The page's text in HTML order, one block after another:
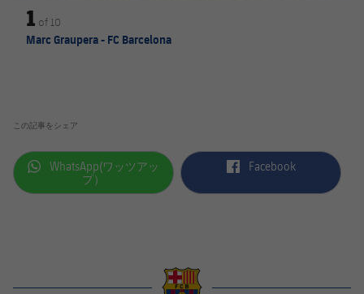
1 of 10
Marc Graupera - FC Barcelona
この記事をシェア
label.aria.whatsapp
WhatsApp(ワッツアッ
プ）
label.aria.facebook
Facebook